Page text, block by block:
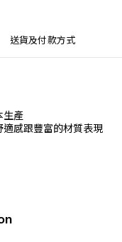
送貨及付款方式
生產
感跟豐富的材質表現